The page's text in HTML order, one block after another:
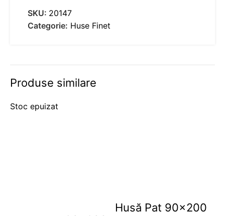
SKU: 20147
Categorie: Huse Finet
Produse similare
Stoc epuizat
Husă Pat 90×200